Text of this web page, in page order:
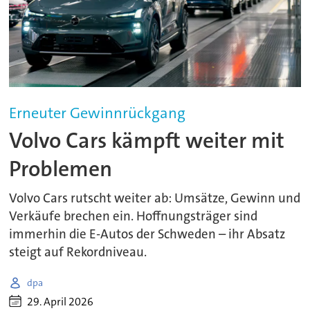
Erneuter Gewinnrückgang
Volvo Cars kämpft weiter mit
Problemen
Volvo Cars rutscht weiter ab: Umsätze, Gewinn und
Verkäufe brechen ein. Hoffnungsträger sind
immerhin die E-Autos der Schweden – ihr Absatz
steigt auf Rekordniveau.
dpa
29. April 2026